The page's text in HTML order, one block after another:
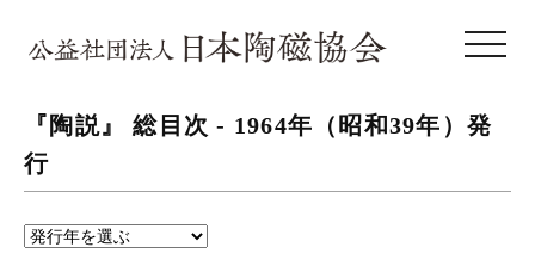
toggle
『陶説』 総目次 - 1964年（昭和39年） 発
行